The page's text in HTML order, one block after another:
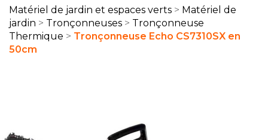
Matériel de jardin et espaces verts
Matériel de
jardin
Tronçonneuses
Tronçonneuse
Thermique
Tronçonneuse Echo CS7310SX en
50cm